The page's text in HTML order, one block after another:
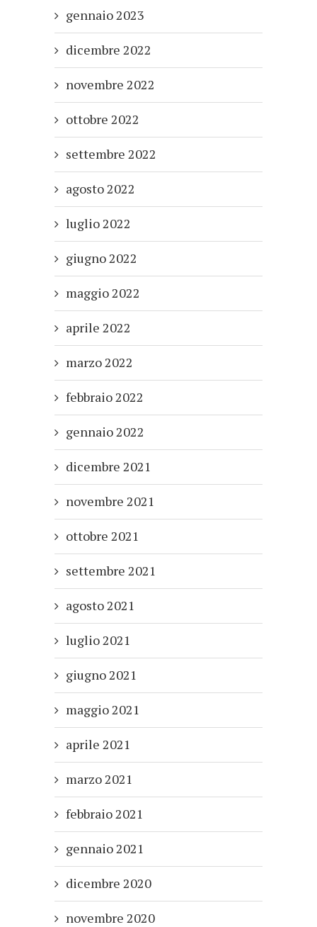
gennaio 2023
dicembre 2022
novembre 2022
ottobre 2022
settembre 2022
agosto 2022
luglio 2022
giugno 2022
maggio 2022
aprile 2022
marzo 2022
febbraio 2022
gennaio 2022
dicembre 2021
novembre 2021
ottobre 2021
settembre 2021
agosto 2021
luglio 2021
giugno 2021
maggio 2021
aprile 2021
marzo 2021
febbraio 2021
gennaio 2021
dicembre 2020
novembre 2020